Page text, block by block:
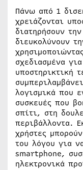
Πάνω από 1
χρειάζονται
διατηρήσουν
διευκολύνουν
σχεδιασμένα
υποστηρικτική
λογισμικά που
συσκευές που
σπίτι, στη
περιβάλλοντα.
χρήστες
του λόγου για
smartphone,
ηλεκτρονικά